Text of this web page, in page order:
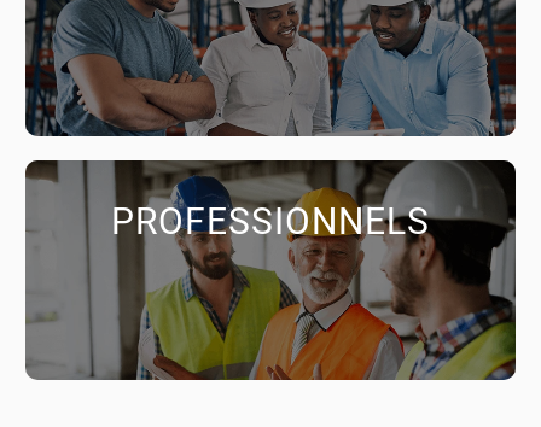
PROFESSIONNELS